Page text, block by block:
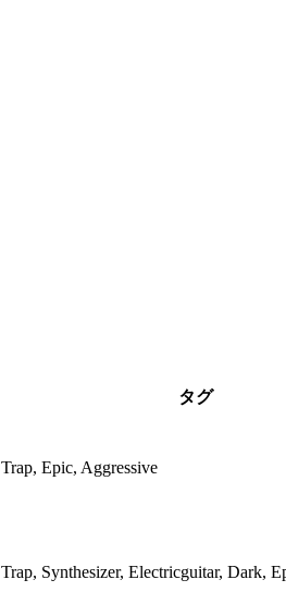
タグ
Trap, Epic, Aggressive
Trap, Synthesizer, Electricguitar, Dark,